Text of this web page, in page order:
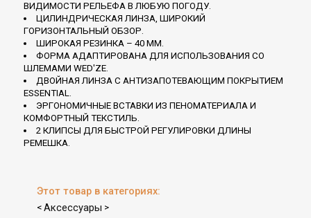
ВИДИМОСТИ РЕЛЬЕФА В ЛЮБУЮ ПОГОДУ.
ЦИЛИНДРИЧЕСКАЯ ЛИНЗА, ШИРОКИЙ
ГОРИЗОНТАЛЬНЫЙ ОБЗОР.
ШИРОКАЯ РЕЗИНКА – 40 ММ.
ФОРМА АДАПТИРОВАНА ДЛЯ ИСПОЛЬЗОВАНИЯ СО
ШЛЕМАМИ WED'ZE.
ДВОЙНАЯ ЛИНЗА С АНТИЗАПОТЕВАЮЩИМ ПОКРЫТИЕМ
ESSENTIAL.
ЭРГОНОМИЧНЫЕ ВСТАВКИ ИЗ ПЕНОМАТЕРИАЛА И
КОМФОРТНЫЙ ТЕКСТИЛЬ.
2 КЛИПСЫ ДЛЯ БЫСТРОЙ РЕГУЛИРОВКИ ДЛИНЫ
РЕМЕШКА.
Этот товар в категориях:
< Аксессуары >